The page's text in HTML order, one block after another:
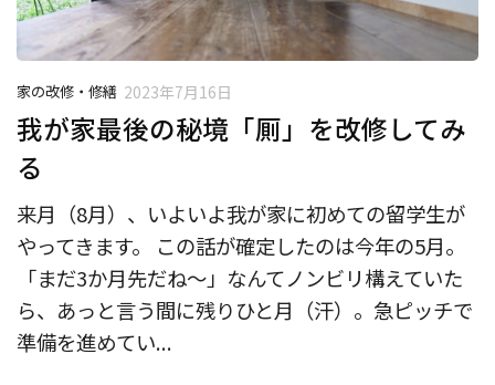
家の改修・修繕 2023年7月16日
我が家最後の秘境「厠」を改修してみ
る
来月（8月）、いよいよ我が家に初めての留学生が
やってきます。 この話が確定したのは今年の5月。
「まだ3か月先だね〜」なんてノンビリ構えていた
ら、あっと言う間に残りひと月（汗）。急ピッチで
準備を進めてい...